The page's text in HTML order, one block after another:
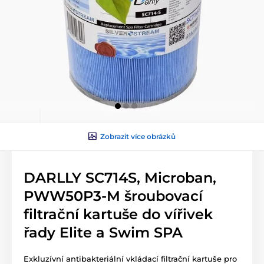
Zobrazit více obrázků
DARLLY SC714S, Microban,
PWW50P3-M šroubovací
filtrační kartuše do vířivek
řady Elite a Swim SPA
Exkluzívní antibakteriální vkládací filtrační kartuše pro